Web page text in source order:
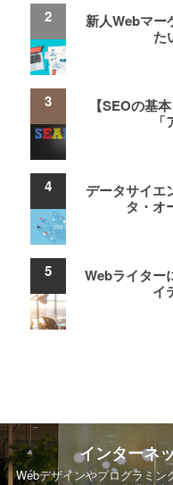
新人Webマー
た
【SEOの基
データサイエ
タ・オ
Webライター
イ
インターネ
Webデザインやプログラミ